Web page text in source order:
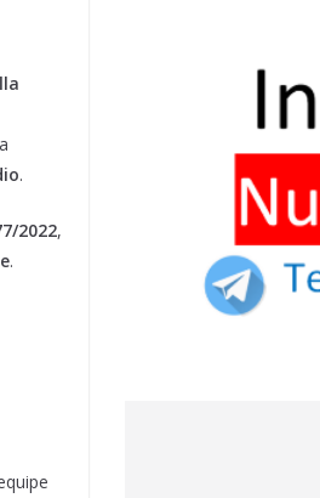
.
2022,
.